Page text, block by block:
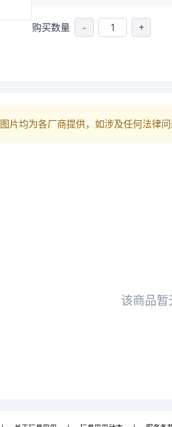
购买数量 - +
片均为各厂商提供，如涉及任何法律
该商品暂